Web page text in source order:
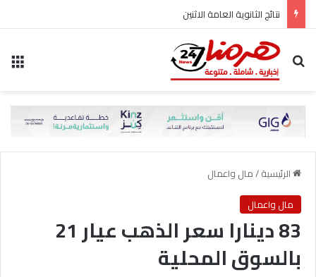
نتائج الثانوية العامة الاثنين
بحث عن
الرئيسية/مال واعمال
مال واعمال
83 دينارا سعر الذهب عيار 21
بالسوق المحلية